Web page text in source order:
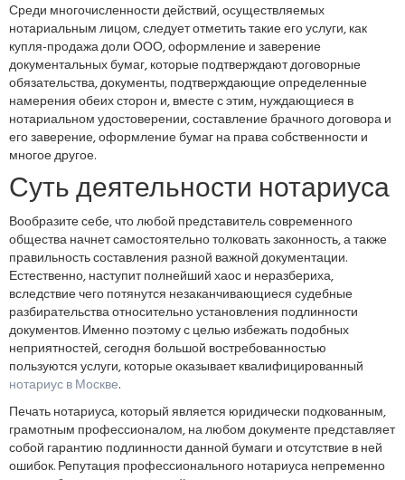
Среди многочисленности действий, осуществляемых
нотариальным лицом, следует отметить такие его услуги, как
купля-продажа доли ООО, оформление и заверение
документальных бумаг, которые подтверждают договорные
обязательства, документы, подтверждающие определенные
намерения обеих сторон и, вместе с этим, нуждающиеся в
нотариальном удостоверении, составление брачного договора и
его заверение, оформление бумаг на права собственности и
многое другое.
Суть деятельности нотариуса
Вообразите себе, что любой представитель современного
общества начнет самостоятельно толковать законность, а также
правильность составления разной важной документации.
Естественно, наступит полнейший хаос и неразбериха,
вследствие чего потянутся незаканчивающиеся судебные
разбирательства относительно установления подлинности
документов. Именно поэтому с целью избежать подобных
неприятностей, сегодня большой востребованностью
пользуются услуги, которые оказывает квалифицированный
нотариус в Москве.
Печать нотариуса, который является юридически подкованным,
грамотным профессионалом, на любом документе представляет
собой гарантию подлинности данной бумаги и отсутствие в ней
ошибок. Репутация профессионального нотариуса непременно